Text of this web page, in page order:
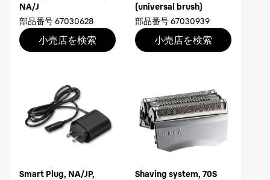
NA/J
部品番号67030628
小売店を検索
(universal brush)
部品番号67030939
小売店を検索
Smart Plug, NA/JP,
Shaving system, 70S